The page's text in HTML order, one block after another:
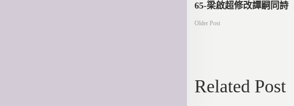
文
導
65-梁啟超修改譚嗣同詩
Older Post
Related Post